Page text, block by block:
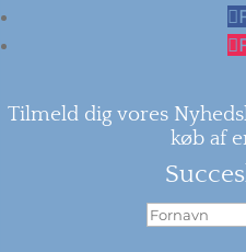
Tilmeld dig vores
køb af